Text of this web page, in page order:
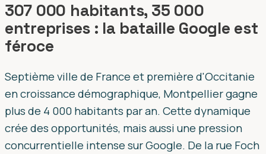
307 000 habitants, 35 000
entreprises : la bataille Google est
féroce
Septième ville de France et première d'Occitanie
en croissance démographique, Montpellier gagne
plus de 4 000 habitants par an. Cette dynamique
crée des opportunités, mais aussi une pression
concurrentielle intense sur Google. De la rue Foch